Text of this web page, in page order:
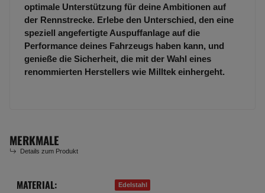
optimale Unterstützung für deine Ambitionen auf
der Rennstrecke. Erlebe den Unterschied, den eine
speziell angefertigte Auspuffanlage auf die
Performance deines Fahrzeugs haben kann, und
genieße die Sicherheit, die mit der Wahl eines
renommierten Herstellers wie Milltek einhergeht.
MERKMALE
Details zum Produkt
Produkteigenschaft
Wert
MATERIAL: Edelstahl